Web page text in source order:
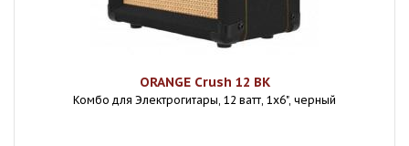
ORANGE Crush 12 BK
Комбо для Электрогитары, 12 ватт, 1х6", черный